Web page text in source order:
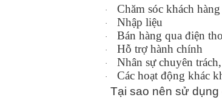
· Chăm sóc khách
· Nhập liệu
· Bán hàng qua điện
· Hỗ trợ hành chính
· Nhân sự chuyên
·
Các hoạt động khác
Tại sao nên sử